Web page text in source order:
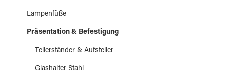
Lampenfüße
Präsentation & Befestigung
Tellerständer & Aufsteller
Glashalter Stahl